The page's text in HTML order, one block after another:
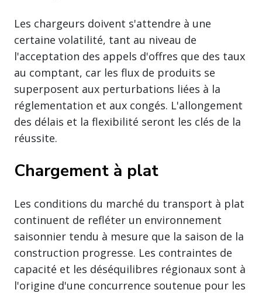
Les chargeurs doivent s'attendre à une
certaine volatilité, tant au niveau de
l'acceptation des appels d'offres que des taux
au comptant, car les flux de produits se
superposent aux perturbations liées à la
réglementation et aux congés. L'allongement
des délais et la flexibilité seront les clés de la
réussite.
Chargement à plat
Les conditions du marché du transport à plat
continuent de refléter un environnement
saisonnier tendu à mesure que la saison de la
construction progresse. Les contraintes de
capacité et les déséquilibres régionaux sont à
l'origine d'une concurrence soutenue pour les